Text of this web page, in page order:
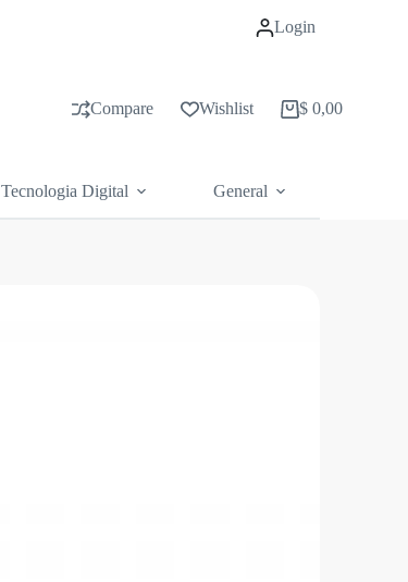
Login
Compare Wishlist
Carrito
$ 0,00
Tecnologia Digital General